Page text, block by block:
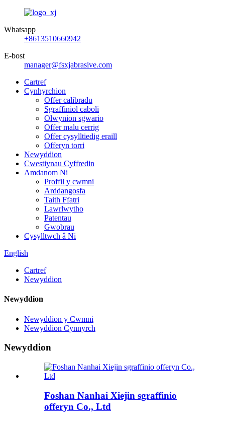
Whatsapp
+8613510660942
E-bost
manager@fsxjabrasive.com
Cartref
Cynhyrchion
Offer calibradu
Sgraffiniol caboli
Olwynion sgwario
Offer malu cerrig
Offer cysylltiedig eraill
Offeryn torri
Newyddion
Cwestiynau Cyffredin
Amdanom Ni
Proffil y cwmni
Arddangosfa
Taith Ffatri
Lawrlwytho
Patentau
Gwobrau
Cysylltwch â Ni
English
Cartref
Newyddion
Newyddion
Newyddion y Cwmni
Newyddion Cynnyrch
Newyddion
Foshan Nanhai Xiejin sgraffinio
offeryn Co., Ltd